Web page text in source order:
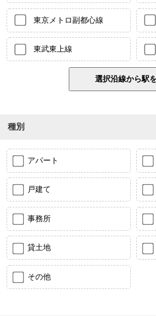
東京メトロ副都心線
東武東上線
種別
アパート
戸建て
事務所
貸土地
その他